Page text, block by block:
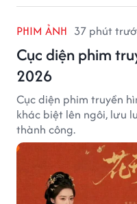
PHIM ẢNH 37 phút
Cục diện phim
2026
Cục diện phim truyền
khác biệt lên ngôi, lưu
thành công.